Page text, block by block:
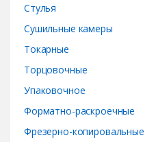
Стулья
Сушильные камеры
Токарные
Торцовочные
Упаковочное
Форматно-раскроечные
Фрезерно-копировальные